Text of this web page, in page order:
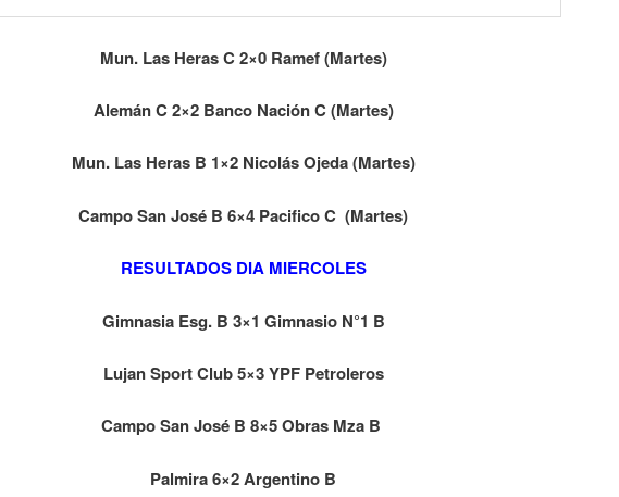
Mun. Las Heras C 2×0 Ramef (Martes)
Alemán C 2×2 Banco Nación C (Martes)
Mun. Las Heras B 1×2 Nicolás Ojeda(Martes)
Campo San José B 6×4 Pacifico C(Martes)
RESULTADOS DIA MIERCOLES
Gimnasia Esg. B 3×1 Gimnasio N°1 B
Lujan Sport Club 5×3 YPF Petroleros
Campo San José B 8×5 Obras Mza B
Palmira 6×2 Argentino B